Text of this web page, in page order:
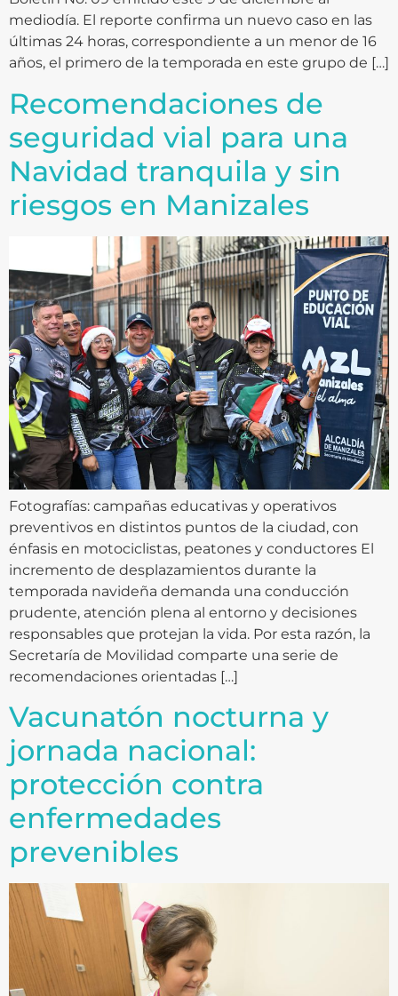
mediodía. El reporte confirma un nuevo caso en las
últimas 24 horas, correspondiente a un menor de 16
años, el primero de la temporada en este grupo de […]
Recomendaciones de
seguridad vial para una
Navidad tranquila y sin
riesgos en Manizales
Fotografías: campañas educativas y operativos
preventivos en distintos puntos de la ciudad, con
énfasis en motociclistas, peatones y conductores El
incremento de desplazamientos durante la
temporada navideña demanda una conducción
prudente, atención plena al entorno y decisiones
responsables que protejan la vida. Por esta razón, la
Secretaría de Movilidad comparte una serie de
recomendaciones orientadas […]
Vacunatón nocturna y
jornada nacional:
protección contra
enfermedades
prevenibles